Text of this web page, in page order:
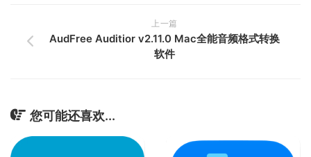
上一篇
AudFree Auditior v2.11.0 Mac全能音频格式转换
软件
您可能还喜欢...